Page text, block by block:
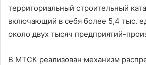
территориальный строительный
включающий в себя более 5,4 тыс.
около двух тысяч предприятий-
В МТСК реализован механизм